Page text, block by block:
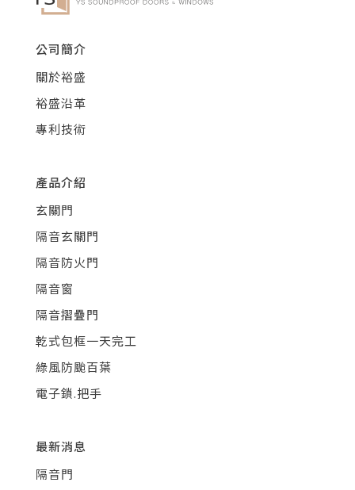
公司簡介
關於裕盛
裕盛沿革
專利技術
產品介紹
玄關門
隔音玄關門
隔音防火門
隔音窗
隔音摺疊門
乾式包框一天完工
綠風防颱百葉
電子鎖.把手
最新消息
隔音門